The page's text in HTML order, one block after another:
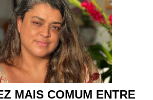
MAIS COMUM ENTRE